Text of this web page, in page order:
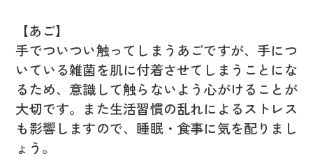
【あご】
手でついつい触ってしまうあごですが、手につ
いている雑菌を肌に付着させてしまうことにな
るため、意識して触らないよう心がけることが
大切です。また生活習慣の乱れによるストレス
も影響しますので、睡眠・食事に気を配りまし
ょう。